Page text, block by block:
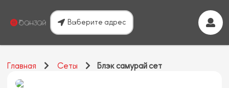
Выберите адрес
Главная Сеты Блэк самурай сет